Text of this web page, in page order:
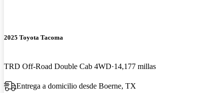
2025 Toyota Tacoma
TRD Off-Road Double Cab 4WD 14,177 millas
Entrega a domicilio desde Boerne, TX